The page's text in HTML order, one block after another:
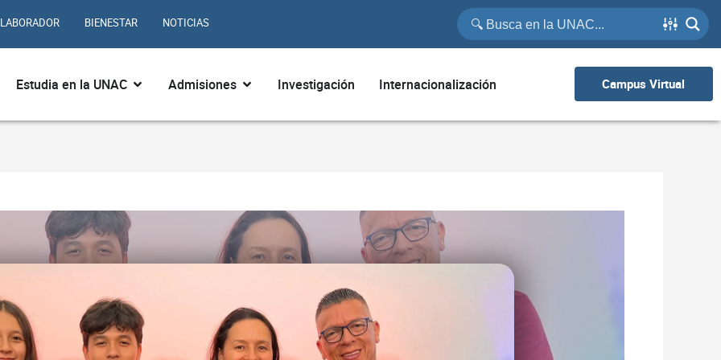
BIENESTAR NOTICIAS
¿Quiénes somos?
Estudia en la UNAC Abrir Estudia en la UNAC
Admisiones Abrir Admisiones
Investigación Internacionalización Campus Virtual